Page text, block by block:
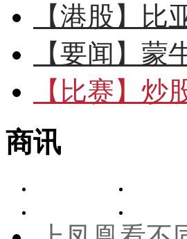
【港股】
比
【要闻】 蒙
【比赛】 炒
商讯